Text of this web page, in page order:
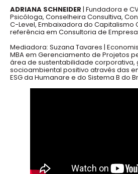
ADRIANA SCHNEIDER | Fundadora e
Psicóloga, Conselheira Consultiva,
C-Level, Embaixadora do Capitalismo
referência em Consultoria de
Mediadora: Suzana Tavares |
MBA em Gerenciamento de Projetos
área de sustentabilidade
socioambiental positivo através das
ESG da Humanare e do Sistema B do